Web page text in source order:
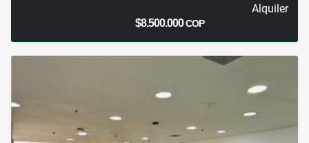
Alquiler
$8.500.000COP